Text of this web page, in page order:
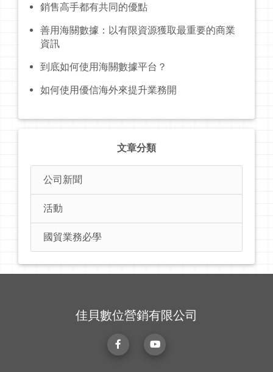
銷售高手都有共同的優點
善用海關數據：以有限資源獲取最重要的商業
資訊
到底如何使用海關數據平台？
如何使用優信海外來提升業務開
文章分類
公司新聞
活動
國貿業務必學
佳貝數位營銷有限公司